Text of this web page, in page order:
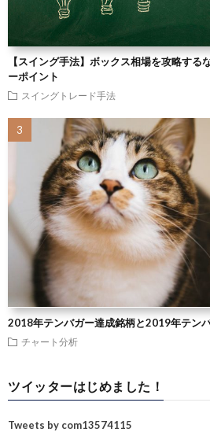
【スイング手法】ボックス相場を攻略する
ーポイント
スイングトレード手法
2018年テンバガー達成銘柄と2019年テン
チャート分析
ツイッターはじめました！
Tweets by com13574115